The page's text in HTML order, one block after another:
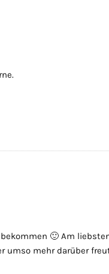
🙂 Am
umso mehr darüber